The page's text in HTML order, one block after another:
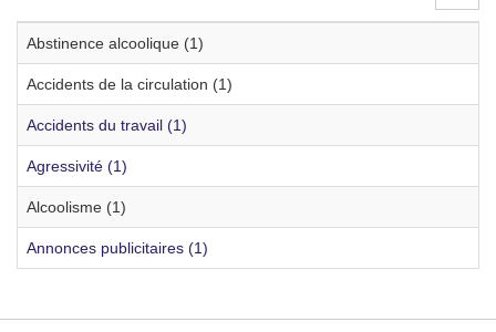
Abstinence alcoolique (1)
Accidents de la circulation (1)
Accidents du travail (1)
Agressivité (1)
Alcoolisme (1)
Annonces publicitaires (1)